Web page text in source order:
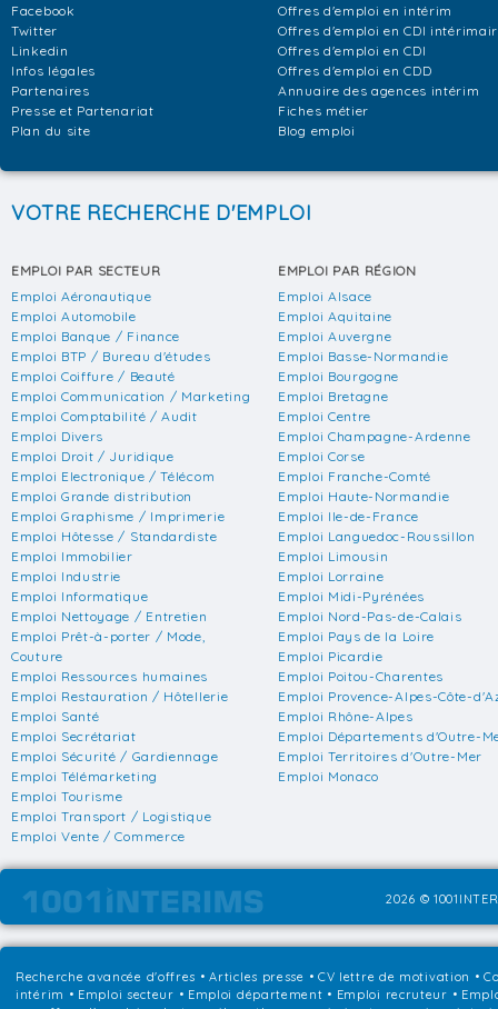
Facebook
Twitter
Linkedin
Infos légales
Partenaires
Presse et Partenariat
Plan du site
Offres d'emploi en intérim
Offres d'emploi en CDI
Offres d'emploi en CDI
Offres d'emploi en CDD
Annuaire des agences intérim
Fiches métier
Blog emploi
VOTRE RECHERCHE D'EMPLOI
EMPLOI PAR SECTEUR
Emploi Aéronautique
Emploi Automobile
Emploi Banque / Finance
Emploi BTP / Bureau d'études
Emploi Coiffure / Beauté
Emploi Communication / Marketing
Emploi Comptabilité / Audit
Emploi Divers
Emploi Droit / Juridique
Emploi Electronique / Télécom
Emploi Grande distribution
Emploi Graphisme / Imprimerie
Emploi Hôtesse / Standardiste
Emploi Immobilier
Emploi Industrie
Emploi Informatique
Emploi Nettoyage / Entretien
Emploi Prêt-à-porter / Mode,
Couture
Emploi Ressources humaines
Emploi Restauration / Hôtellerie
Emploi Santé
Emploi Secrétariat
Emploi Sécurité / Gardiennage
Emploi Télémarketing
Emploi Tourisme
Emploi Transport / Logistique
Emploi Vente / Commerce
EMPLOI PAR RÉGION
Emploi Alsace
Emploi Aquitaine
Emploi Auvergne
Emploi Basse-Normandie
Emploi Bourgogne
Emploi Bretagne
Emploi Centre
Emploi Champagne-Ardenne
Emploi Corse
Emploi Franche-Comté
Emploi Haute-Normandie
Emploi Ile-de-France
Emploi Languedoc-Roussillon
Emploi Limousin
Emploi Lorraine
Emploi Midi-Pyrénées
Emploi Nord-Pas-de-Calais
Emploi Pays de la Loire
Emploi Picardie
Emploi Poitou-Charentes
Emploi Provence-Alpes-Côte-
Emploi Rhône-Alpes
Emploi Départements d'Outre-
Emploi Territoires d'Outre-Mer
Emploi Monaco
2026 ©
Recherche avancée d'offres •Articles presse • CV lettre de motivation •
intérim • Emploi secteur • Emploi département • Emploi recruteur •